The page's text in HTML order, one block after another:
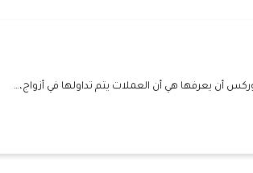
أن يعرفها هي أن العملات يتم تداولها في أزواج،…